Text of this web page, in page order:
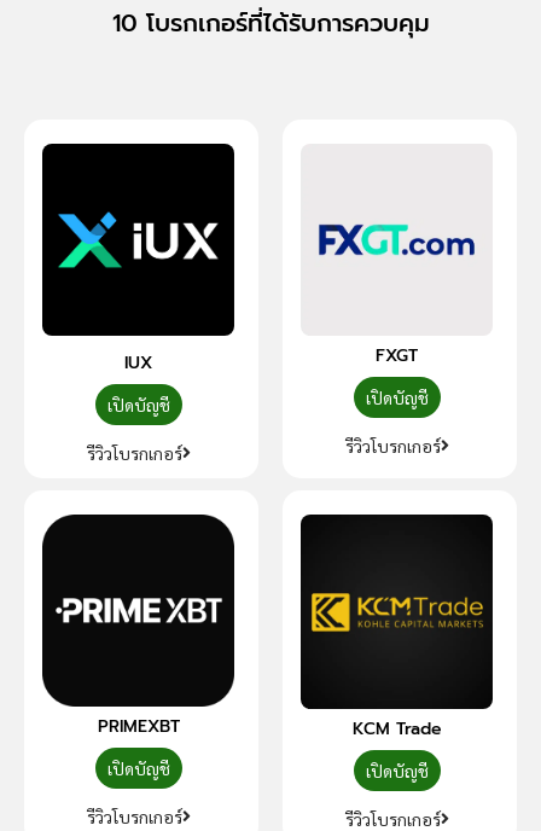
10 โบรกเกอร์ที่ได้รับการควบคุม
IUX
เปิดบัญชี
รีวิวโบรกเกอร์
FXGT
เปิดบัญชี
รีวิวโบรกเกอร์
PRIMEXBT
เปิดบัญชี
รีวิวโบรกเกอร์
KCM Trade
เปิดบัญชี
รีวิวโบรกเกอร์